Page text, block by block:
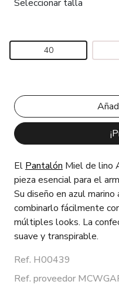
Seleccionar talla
40
El Pantalón Miel de lino
pieza esencial para el
Su diseño en azul
combinarlo fácilmente
múltiples looks. La
suave y transpirable.
Ref. H00439
Ref. proveedor